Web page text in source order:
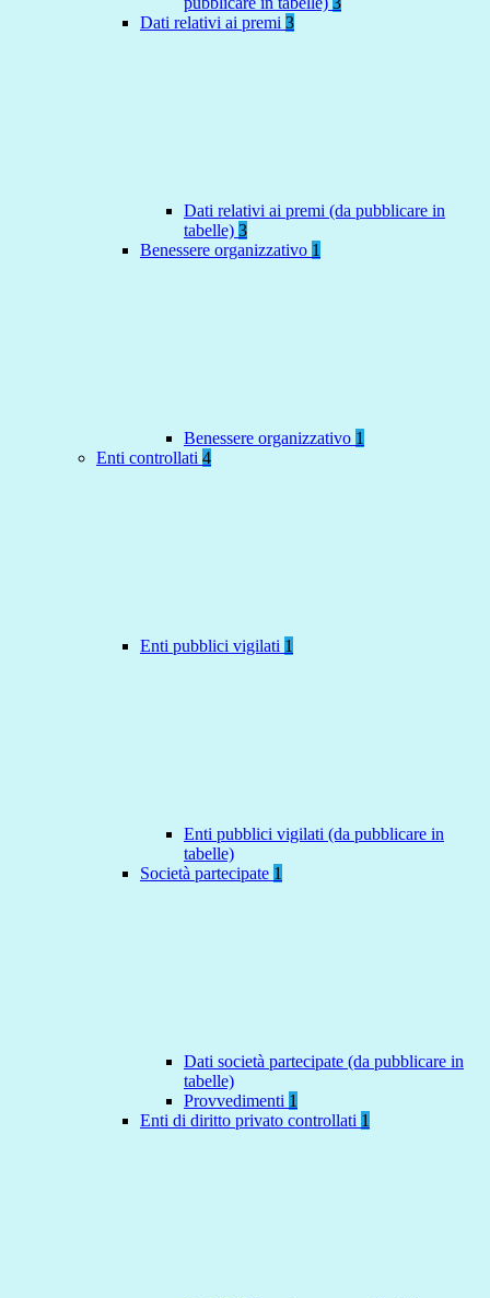
Dati relativi ai premi 3
Dati relativi ai premi (da pubblicare in
tabelle) 3
Benessere organizzativo 1
Benessere organizzativo 1
Enti controllati 4
Enti pubblici vigilati 1
Enti pubblici vigilati (da pubblicare in
tabelle)
Società partecipate 1
Dati società partecipate (da pubblicare in
tabelle)
Provvedimenti 1
Enti di diritto privato controllati 1